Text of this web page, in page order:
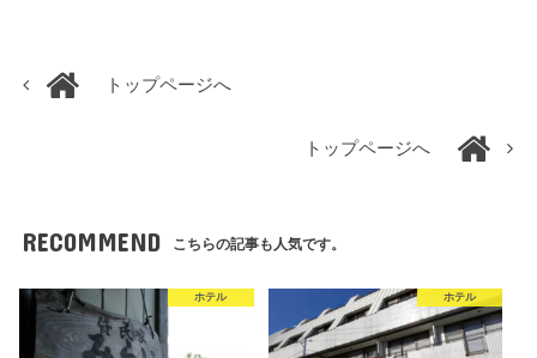
トップページへ
トップページへ
RECOMMEND こちらの記事も人気です。
ホテル ホテル